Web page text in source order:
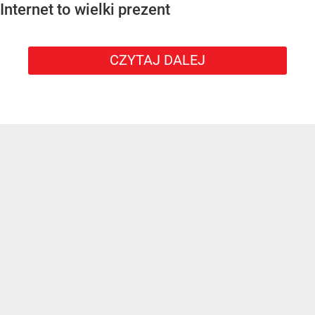
Internet to wielki prezent
CZYTAJ DALEJ